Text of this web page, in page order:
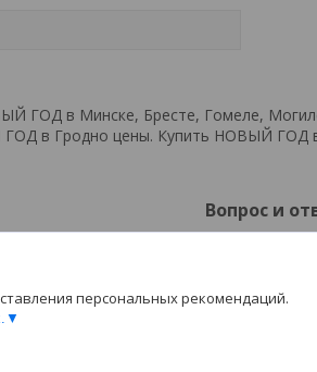
ГОД в Минске, Бресте, Гомеле,
в Гродно цены. Купить НОВЫЙ
Вопрос и
персональных рекомендаций.